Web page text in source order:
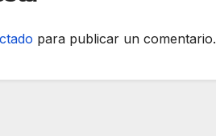
para publicar un comentario.